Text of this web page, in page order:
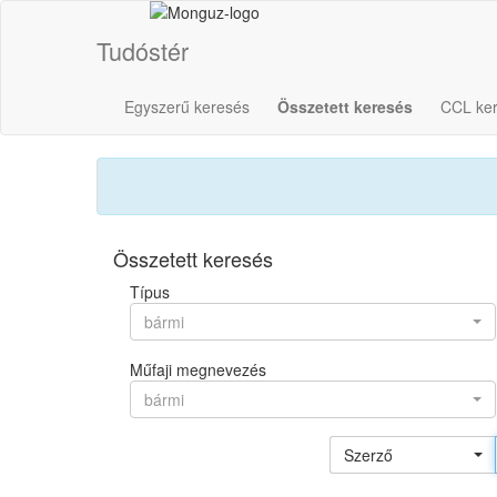
Tudóstér
Egyszerű keresés Összetett keresés CCL
Összetett keresés
Típus
bármi
Műfaji megnevezés
bármi
Szerző